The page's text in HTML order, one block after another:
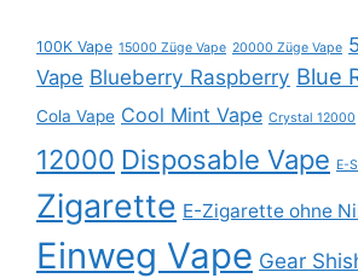
100K Vape 15000 Züge Vape 20000 Züge Vape
Vape Blueberry Raspberry Blue
Cola Vape Cool Mint Vape Crystal 12000
12000 Disposable Vape E-
Zigarette E-Zigarette ohne
Einweg Vape Gear